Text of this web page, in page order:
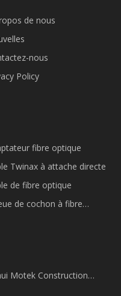
de nous
nous
Policy
fibre optique
Twinax à attache directe
de fibre optique
de cochon à fibre